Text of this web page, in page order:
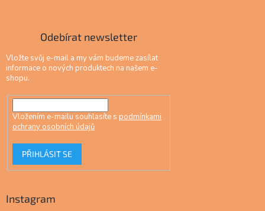
Odebírat newsletter
Vložte svůj e-mail a my vám budeme zasílat
informace o nových produktech na našem e-
shopu.
Vložením e-mailu souhlasíte s podmínkami
ochrany osobních údajů
PŘIHLÁSIT SE
Instagram